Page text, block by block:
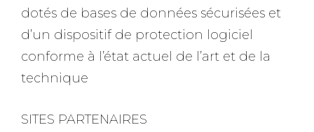
dotés de bases de données sécurisées et
d’un dispositif de protection logiciel
conforme à l’état actuel de l’art et de la
technique
SITES PARTENAIRES